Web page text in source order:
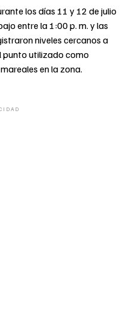
los días 11 y 12 de julio
entre la 1:00 p. m. y las
niveles cercanos a
punto utilizado como
en la zona.